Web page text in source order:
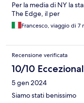
Per la media di NY la
The Edge, il per
Francesco, viaggio di 7
Recensione verificata
10/10
5 gen 2024
Siamo stati benissimo